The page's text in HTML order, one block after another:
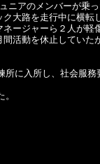
アのメンバーが乗
大路を走行中に横転
ージャーら２人が軽
活動を休止してい
所し、社会服務要
た。